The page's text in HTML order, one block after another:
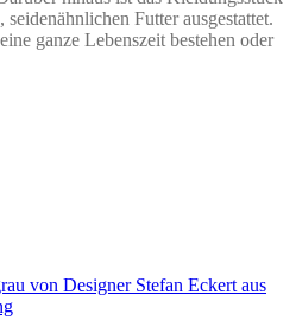
Futter ausgestattet.
ganze Lebenszeit bestehen oder